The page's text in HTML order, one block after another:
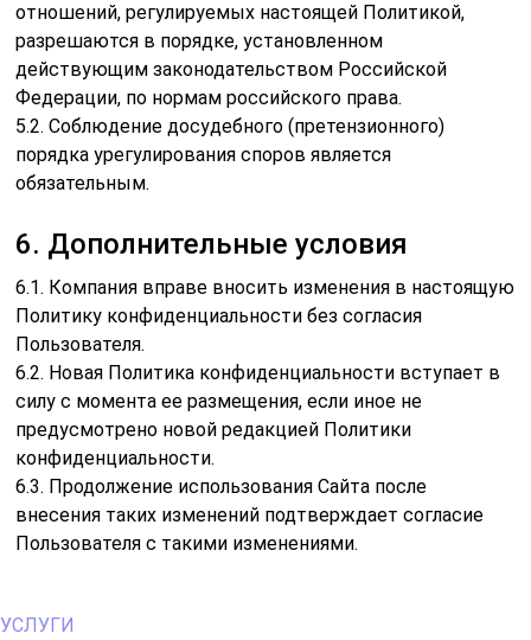
отношений, регулируемых настоящей Политикой,
разрешаются в порядке, установленном
действующим законодательством Российской
Федерации, по нормам российского права.
5.2. Соблюдение досудебного (претензионного)
порядка урегулирования споров является
обязательным.
6. Дополнительные условия
6.1. Компания вправе вносить изменения в настоящую
Политику конфиденциальности без согласия
Пользователя.
6.2. Новая Политика конфиденциальности вступает в
силу с момента ее размещения, если иное не
предусмотрено новой редакцией Политики
конфиденциальности.
6.3. Продолжение использования Сайта после
внесения таких изменений подтверждает согласие
Пользователя с такими изменениями.
Primary
УСЛУГИ